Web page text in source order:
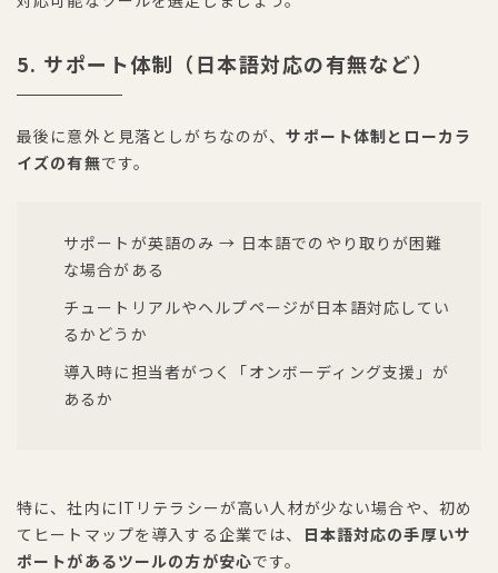
5. サポート体制（日本語対応の有無など）
最後に意外と見落としがちなのが、サポート体制とローカラ
イズの有無です。
サポートが英語のみ → 日本語でのやり取りが困難
な場合がある
チュートリアルやヘルプページが日本語対応してい
るかどうか
導入時に担当者がつく「オンボーディング支援」が
あるか
特に、社内にITリテラシーが高い人材が少ない場合や、初め
てヒートマップを導入する企業では、
日本語対応の手厚いサ
ポートがあるツールの方が安心です。